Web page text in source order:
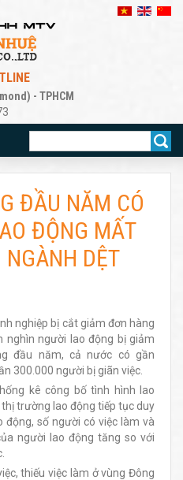
- TPHCM
ĐẦU NĂM CÓ
ĐỘNG MẤT
NGÀNH DỆT
nghiệp bị cắt giảm đơn hàng
nghìn người lao động bị giảm
đầu năm, cả nước có gần
300.000 người bị giãn việc.
kê công bố tình hình lao
trường lao động tiếp tục duy
số người có việc làm và
người lao động tăng so với
thiếu việc làm ở vùng Đông